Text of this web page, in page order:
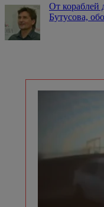
От кораблей
Бутусова,